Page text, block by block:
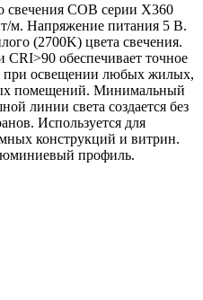
свечения COB серии X360
Напряжение питания 5 В.
(2700K) цвета свечения.
обеспечивает точное
при освещении любых жилых,
помещений. Минимальный
линии света создается без
Используется для
конструкций и витрин.
профиль.